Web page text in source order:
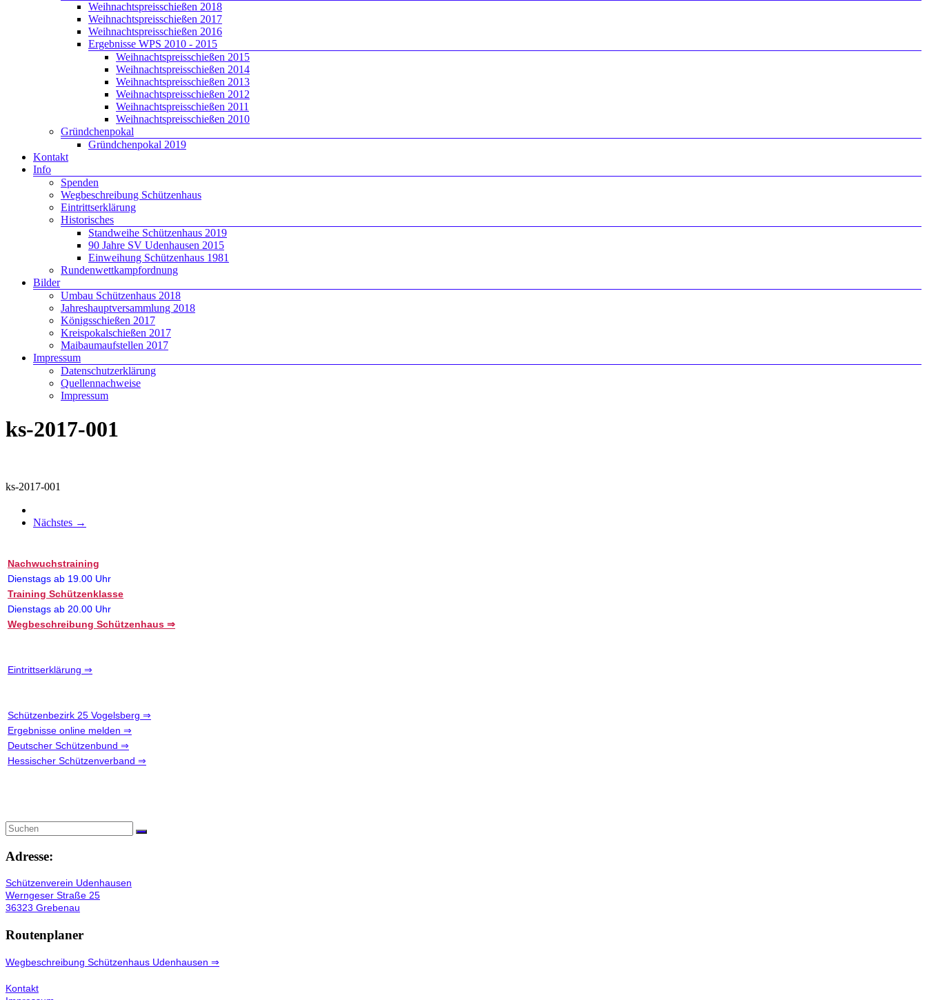
Weihnachtspreisschießen 2018
Weihnachtspreisschießen 2017
Weihnachtspreisschießen 2016
Ergebnisse WPS 2010 - 2015
Weihnachtspreisschießen 2015
Weihnachtspreisschießen 2014
Weihnachtspreisschießen 2013
Weihnachtspreisschießen 2012
Weihnachtspreisschießen 2011
Weihnachtspreisschießen 2010
Gründchenpokal
Gründchenpokal 2019
Kontakt
Info
Spenden
Wegbeschreibung Schützenhaus
Eintrittserklärung
Historisches
Standweihe Schützenhaus 2019
90 Jahre SV Udenhausen 2015
Einweihung Schützenhaus 1981
Rundenwettkampfordnung
Bilder
Umbau Schützenhaus 2018
Jahreshauptversammlung 2018
Königsschießen 2017
Kreispokalschießen 2017
Maibaumaufstellen 2017
Impressum
Datenschutzerklärung
Quellennachweise
Impressum
ks-2017-001
ks-2017-001
Nächstes →
Nachwuchstraining
Dienstags ab 19.00 Uhr
Training Schützenklasse
Dienstags ab 20.00 Uhr
Wegbeschreibung Schützenhaus ⇒
Eintrittserklärung ⇒
Schützenbezirk 25 Vogelsberg ⇒
Ergebnisse online melden ⇒
Deutscher Schützenbund ⇒
Hessischer Schützenverband ⇒
Adresse:
Schützenverein Udenhausen
Werngeser Straße 25
36323 Grebenau
Routenplaner
Wegbeschreibung Schützenhaus Udenhausen ⇒
Kontakt